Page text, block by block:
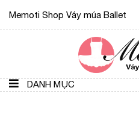
Memoti Shop Váy múa Ballet
DANH MỤC